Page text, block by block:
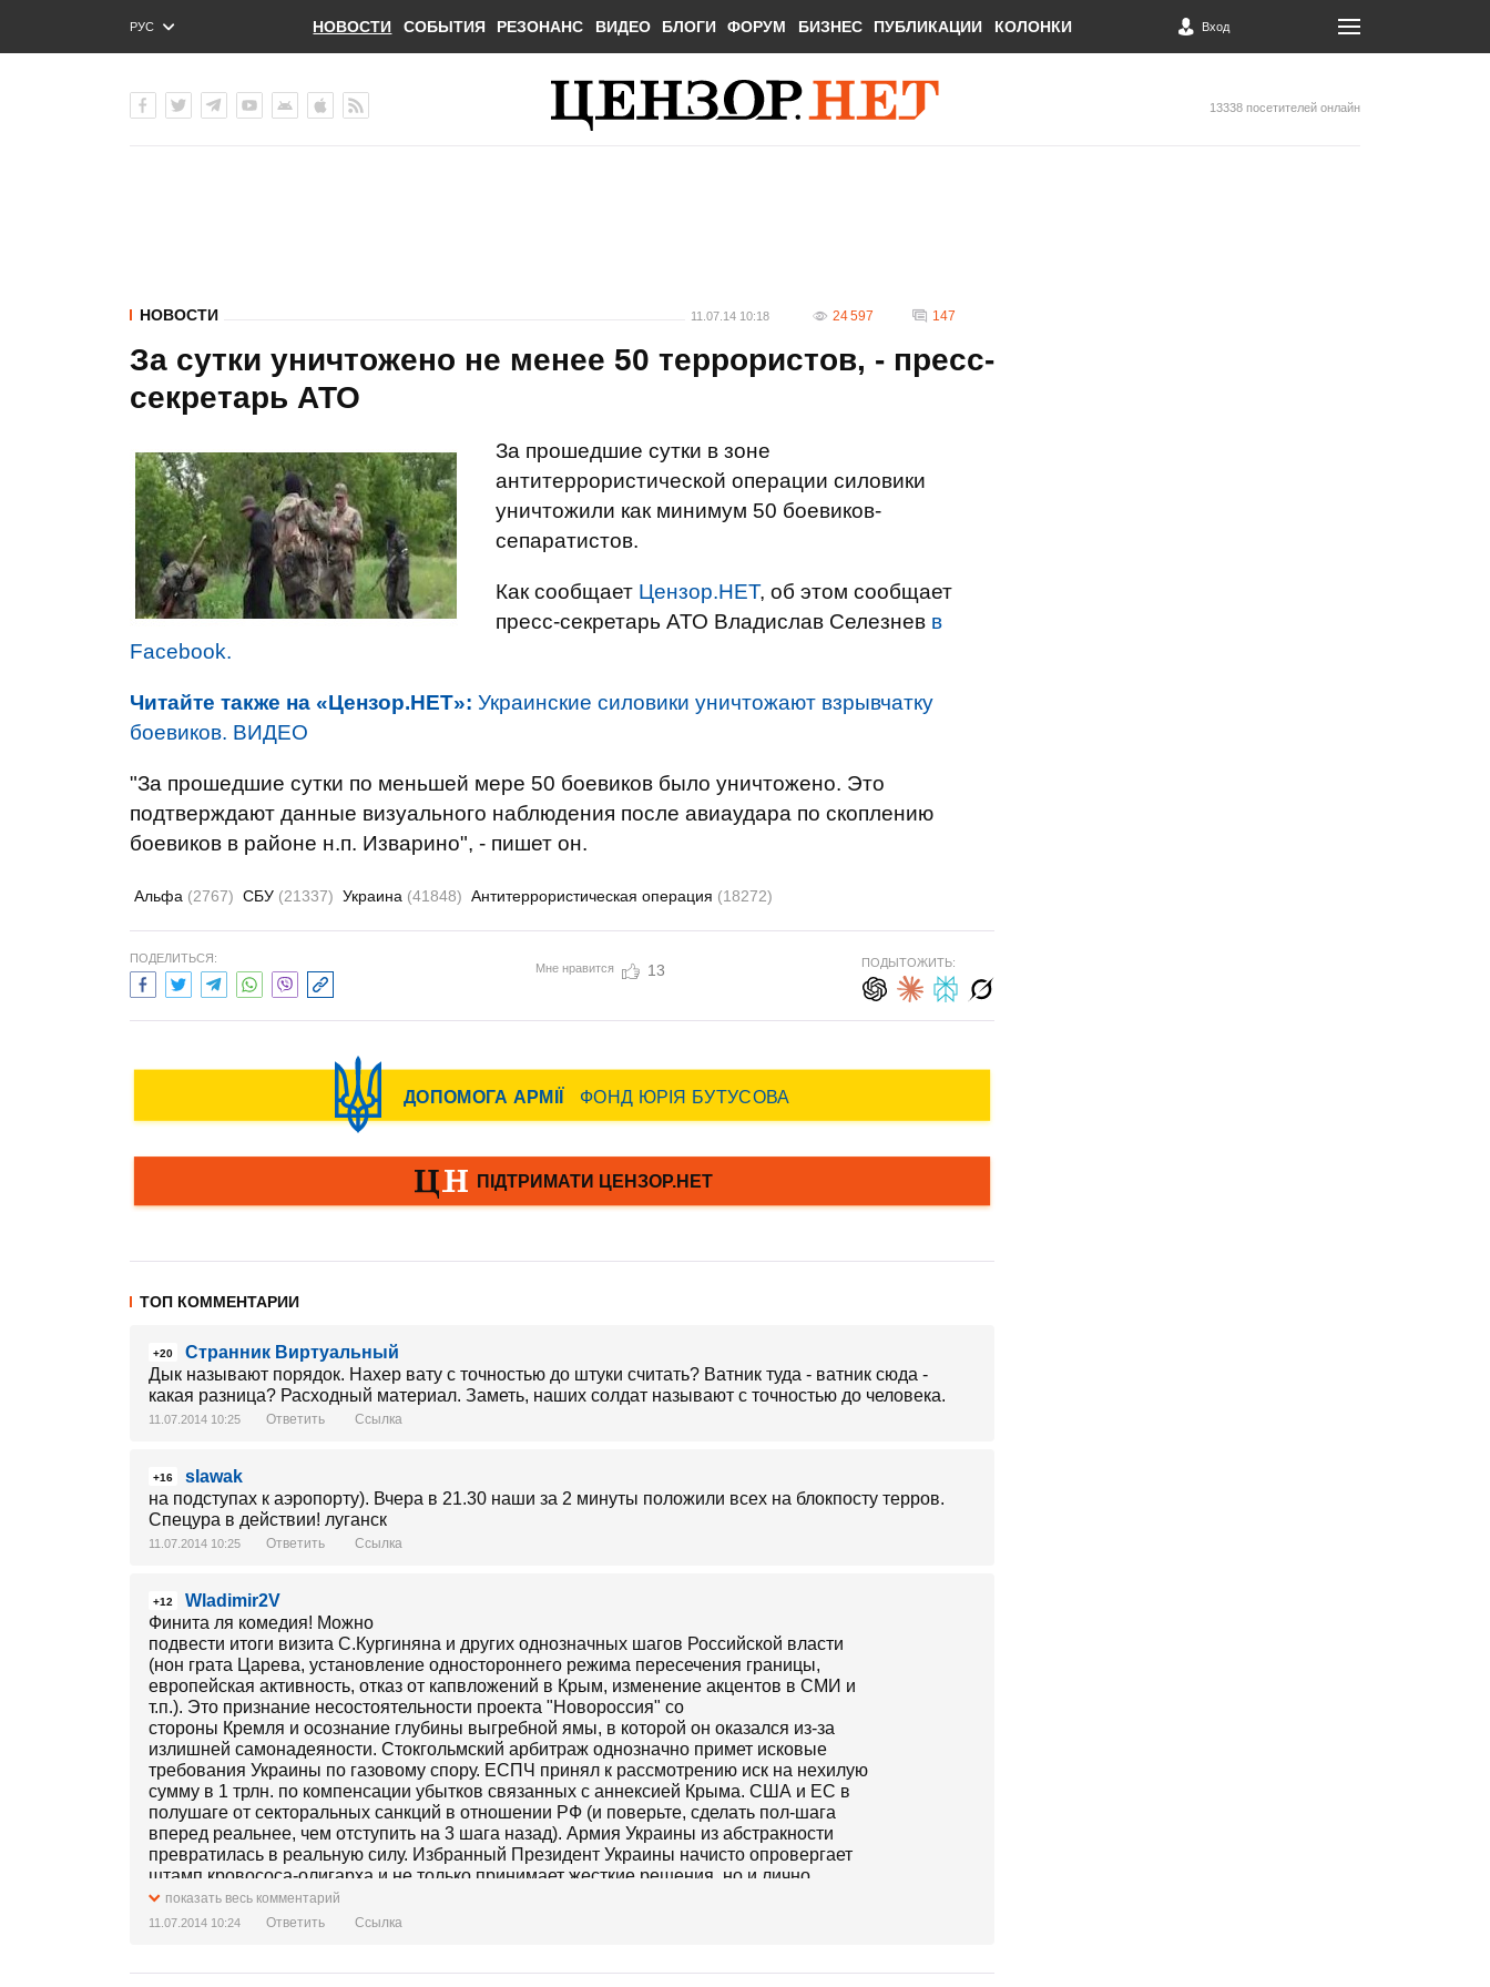
РУС
ENG
НОВОСТИ СОБЫТИЯ РЕЗОНАНС ВИДЕО БЛОГИ ФОРУМ БИЗНЕС ПУБЛИКАЦИИ КОЛОНКИ Вход
13338 посетителей онлайн
НОВОСТИ 11.07.14 10:18 24 597 147
За сутки уничтожено не менее 50 террористов, - пресс-
секретарь АТО
За прошедшие сутки в зоне
антитеррористической операции силовики
уничтожили как минимум 50 боевиков-
сепаратистов.
Как сообщает Цензор.НЕТ, об этом сообщает
пресс-секретарь АТО Владислав Селезнев в
Facebook.
Читайте также на «Цензор.НЕТ»: Украинские силовики уничтожают взрывчатку
боевиков. ВИДЕО
"За прошедшие сутки по меньшей мере 50 боевиков было уничтожено. Это
подтверждают данные визуального наблюдения после авиаудара по скоплению
боевиков в районе н.п. Изварино", - пишет он.
Альфа (2767) СБУ (21337) Украина (41848) Антитеррористическая операция (18272)
ПОДЕЛИТЬСЯ:
Мне нравится 13 ПОДЫТОЖИТЬ:
ТОП КОММЕНТАРИИ
+20
Странник Виртуальный
Дык называют порядок. Нахер вату с точностью до штуки считать? Ватник туда - ватник сюда -
какая разница? Расходный материал. Заметь, наших солдат называют с точностью до человека.
11.07.2014 10:25 Ответить Ссылка
+16
slawak
на подступах к аэропорту). Вчера в 21.30 наши за 2 минуты положили всех на блокпосту терров.
Спецура в действии! луганск
11.07.2014 10:25 Ответить Ссылка
+12
Wladimir2V
Финита ля комедия! Можно
подвести итоги визита С.Кургиняна и других однозначных шагов Российской власти
(нон грата Царева, установление одностороннего режима пересечения границы,
европейская активность, отказ от капвложений в Крым, изменение акцентов в СМИ и
т.п.). Это признание несостоятельности проекта "Новороссия" со
стороны Кремля и осознание глубины выгребной ямы, в которой он оказался из-за
излишней самонадеяности. Стокгольмский арбитраж однозначно примет исковые
требования Украины по газовому спору. ЕСПЧ принял к рассмотрению иск на нехилую
сумму в 1 трлн. по компенсации убытков связанных с аннексией Крыма. США и ЕС в
полушаге от секторальных санкций в отношении РФ (и поверьте, сделать пол-шага
вперед реальнее, чем отступить на 3 шага назад). Армия Украины из абстракности
превратилась в реальную силу. Избранный Президент Украины начисто опровергает
штамп кровососа-олигарха и не только принимает жесткие решения, но и лично
контролирует их выполнение даже в самых гарячих точках (поездка в Славянск). Военные
Украины вместо расстрелов раздают жителям освобожденных городов продукты и
показать весь комментарий
11.07.2014 10:24 Ответить Ссылка